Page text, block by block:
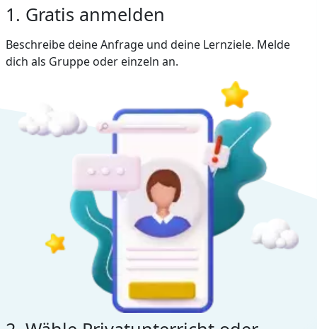
1. Gratis anmelden
Beschreibe deine Anfrage und deine Lernziele. Melde
dich als Gruppe oder einzeln an.